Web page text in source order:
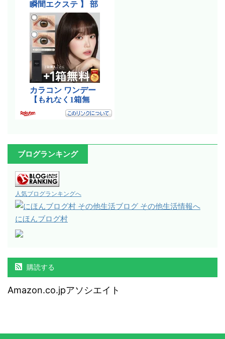
ブログランキング
人気ブログランキングへ
にほんブログ村
購読する
Amazon.co.jpアソシエイト